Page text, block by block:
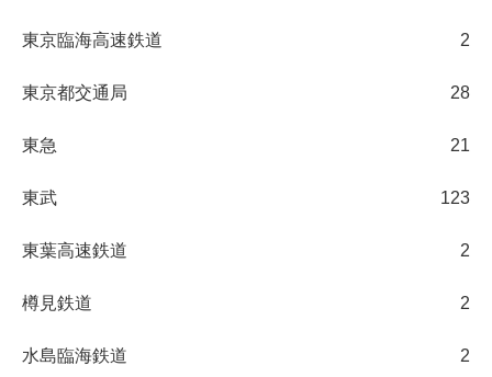
東京臨海高速鉄道 2
東京都交通局 28
東急 21
東武 123
東葉高速鉄道 2
樽見鉄道 2
水島臨海鉄道 2